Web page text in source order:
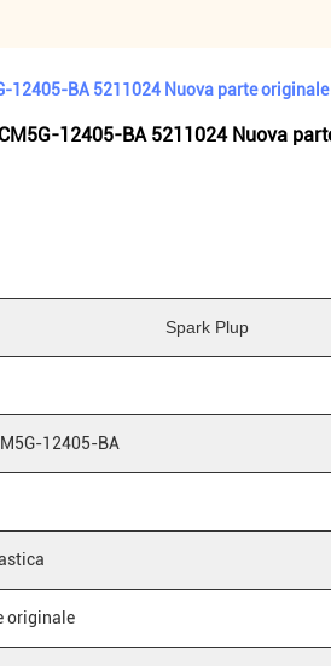
12405-BA 5211024 Nuova parte originale
12405-BA 5211024 Nuova
Spark Plup
12405-BA
originale